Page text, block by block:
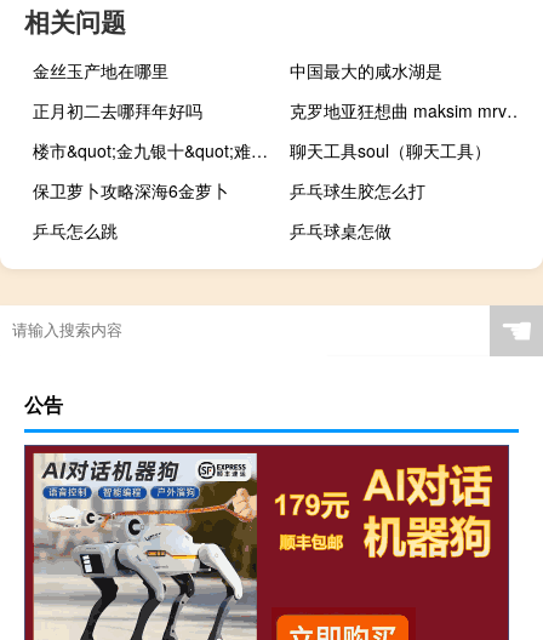
相关问题
金丝玉产地在哪里
中国最大的咸水湖是
正月初二去哪拜年好吗
克罗地亚狂想曲 maksim mrvica（克罗地亚狂想曲 mp3）
楼市&quot;金九银十&quot;难再现 多项指标增速连续回落
聊天工具soul（聊天工具）
保卫萝卜攻略深海6金萝卜
乒乓球生胶怎么打
乒乓怎么跳
乒乓球桌怎做
☚
公告